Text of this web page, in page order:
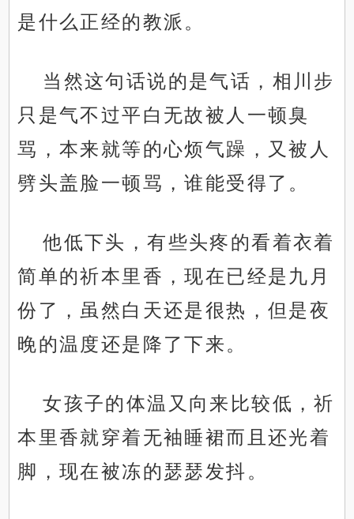
是什么正经的教派。
当然这句话说的是气话，相川步
只是气不过平白无故被人一顿臭
骂，本来就等的心烦气躁，又被人
劈头盖脸一顿骂，谁能受得了。
他低下头，有些头疼的看着衣着
简单的祈本里香，现在已经是九月
份了，虽然白天还是很热，但是夜
晚的温度还是降了下来。
女孩子的体温又向来比较低，祈
本里香就穿着无袖睡裙而且还光着
脚，现在被冻的瑟瑟发抖。